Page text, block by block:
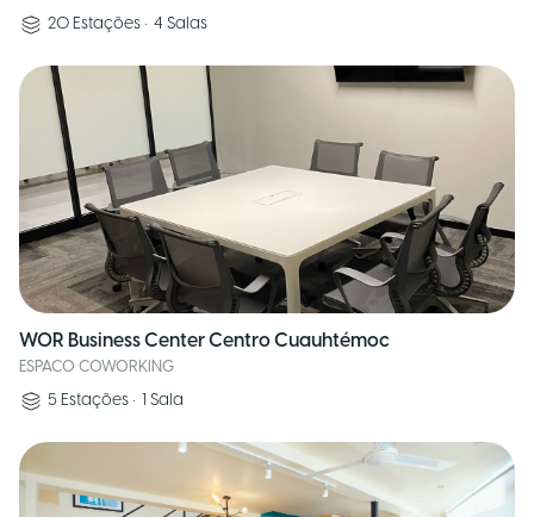
20 Estações • 4 Salas
WOR Business Center Centro Cuauhtémoc
ESPACO COWORKING
5 Estações • 1 Sala